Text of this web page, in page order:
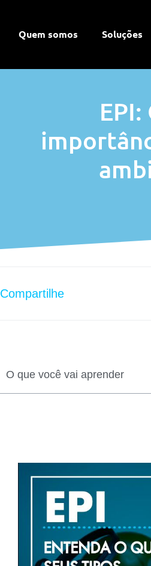
Quem somos Soluções
Compartilhe
O que você vai aprender